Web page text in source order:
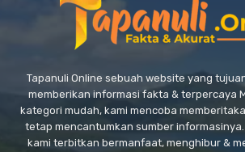
Tapanuli Online sebuah website yang
memberikan informasi fakta & terpercaya
kategori mudah, kami mencoba
tetap mencantumkan sumber
kami terbitkan bermanfaat, menghibur &